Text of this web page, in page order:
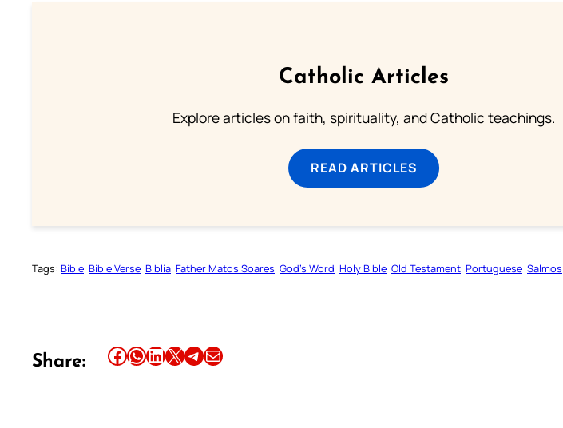
Catholic Articles
Explore articles on faith, spirituality, and Catholic teachings.
READ ARTICLES
Tags: Bible Bible Verse Biblia Father Matos Soares God’s Word Holy Bible Old Testament Portuguese Salmos
Share: Share this article on Facebook Share this article on WhatsApp Share this article on LinkedIn Share this article on X Share this article on TelegramEmail this Article